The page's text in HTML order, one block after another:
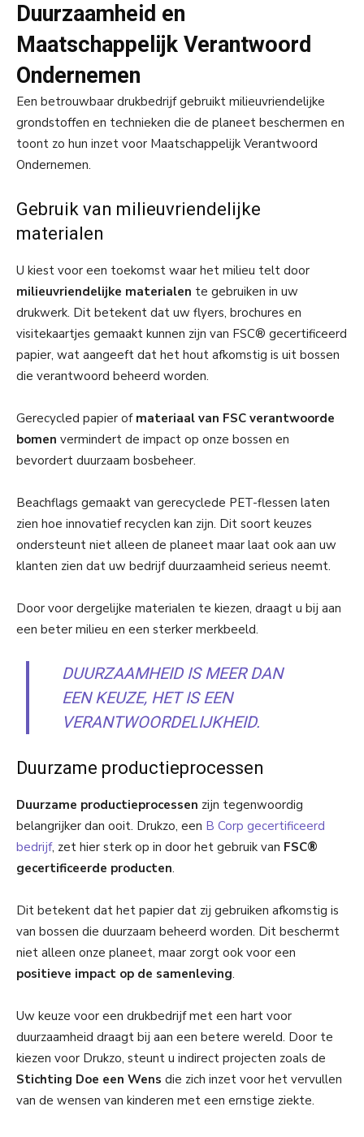
Duurzaamheid en
Maatschappelijk Verantwoord
Ondernemen
Een betrouwbaar drukbedrijf gebruikt milieuvriendelijke
grondstoffen en technieken die de planeet beschermen en
toont zo hun inzet voor Maatschappelijk Verantwoord
Ondernemen.
Gebruik van milieuvriendelijke
materialen
U kiest voor een toekomst waar het milieu telt door
milieuvriendelijke materialen te gebruiken in uw
drukwerk. Dit betekent dat uw flyers, brochures en
visitekaartjes gemaakt kunnen zijn van FSC® gecertificeerd
papier, wat aangeeft dat het hout afkomstig is uit bossen
die verantwoord beheerd worden.
Gerecycled papier of materiaal van FSC verantwoorde
bomen vermindert de impact op onze bossen en
bevordert duurzaam bosbeheer.
Beachflags gemaakt van gerecyclede PET-flessen laten
zien hoe innovatief recyclen kan zijn. Dit soort keuzes
ondersteunt niet alleen de planeet maar laat ook aan uw
klanten zien dat uw bedrijf duurzaamheid serieus neemt.
Door voor dergelijke materialen te kiezen, draagt u bij aan
een beter milieu en een sterker merkbeeld.
DUURZAAMHEID IS MEER DAN
EEN KEUZE, HET IS EEN
VERANTWOORDELIJKHEID.
Duurzame productieprocessen
Duurzame productieprocessen zijn tegenwoordig
belangrijker dan ooit. Drukzo, een B Corp gecertificeerd
bedrijf, zet hier sterk op in door het gebruik van FSC®
gecertificeerde producten.
Dit betekent dat het papier dat zij gebruiken afkomstig is
van bossen die duurzaam beheerd worden. Dit beschermt
niet alleen onze planeet, maar zorgt ook voor een
positieve impact op de samenleving.
Uw keuze voor een drukbedrijf met een hart voor
duurzaamheid draagt bij aan een betere wereld. Door te
kiezen voor Drukzo, steunt u indirect projecten zoals de
Stichting Doe een Wens die zich inzet voor het vervullen
van de wensen van kinderen met een ernstige ziekte.